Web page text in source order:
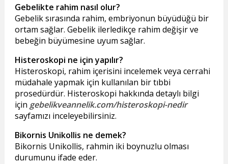
Gebelikte rahim nasıl olur?
Gebelik sırasında rahim, embriyonun büyüdüğü bir
ortam sağlar. Gebelik ilerledikçe rahim değişir ve
bebeğin büyümesine uyum sağlar.
Histeroskopi ne için yapılır?
Histeroskopi, rahim içerisini incelemek veya cerrahi
müdahale yapmak için kullanılan bir tıbbi
prosedürdür. Histeroskopi hakkında detaylı bilgi
için gebelikveannelik.com/histeroskopi-nedir
sayfamızı inceleyebilirsiniz.
Bikornis Unikollis ne demek?
Bikornis Unikollis, rahmin iki boynuzlu olması
durumunu ifade eder.